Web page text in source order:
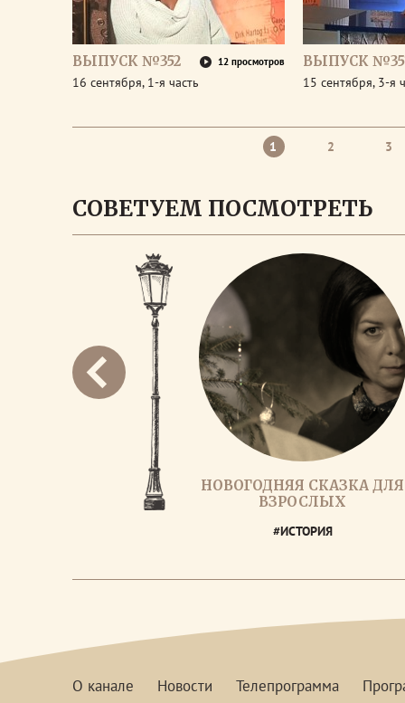
ВЫПУСК №352 12 просмотров
16 сентября, 1-я часть
ВЫПУСК
15 сентября, 3-я
1 2 3
СОВЕТУЕМ ПОСМОТРЕТЬ
НОВОГОДНЯЯ СКАЗКА ДЛЯ
ВЗРОСЛЫХ
#ИСТОРИЯ
О канале Новости Телепрограмма